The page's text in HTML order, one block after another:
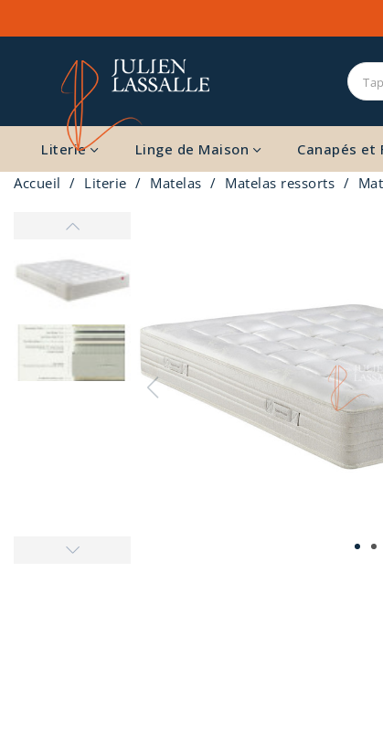
Literie Linge de Maison Canapés et
Accueil
Literie Matelas Matelas ressorts